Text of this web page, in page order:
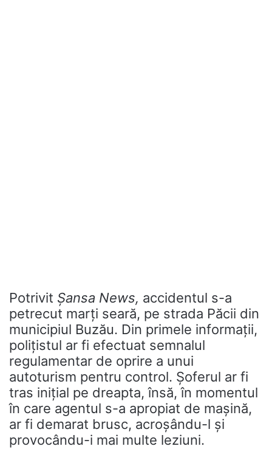
Potrivit Șansa News, accidentul s-a
petrecut marți seară, pe strada Păcii din
municipiul Buzău. Din primele informații,
polițistul ar fi efectuat semnalul
regulamentar de oprire a unui
autoturism pentru control. Șoferul ar fi
tras inițial pe dreapta, însă, în momentul
în care agentul s-a apropiat de mașină,
ar fi demarat brusc, acroșându-l și
provocându-i mai multe leziuni.